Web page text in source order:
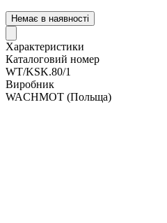
Немає в наявності
Характеристики
Каталоговий номер
WT/KSK.80/1
Виробник
WACHMOT (Польща)